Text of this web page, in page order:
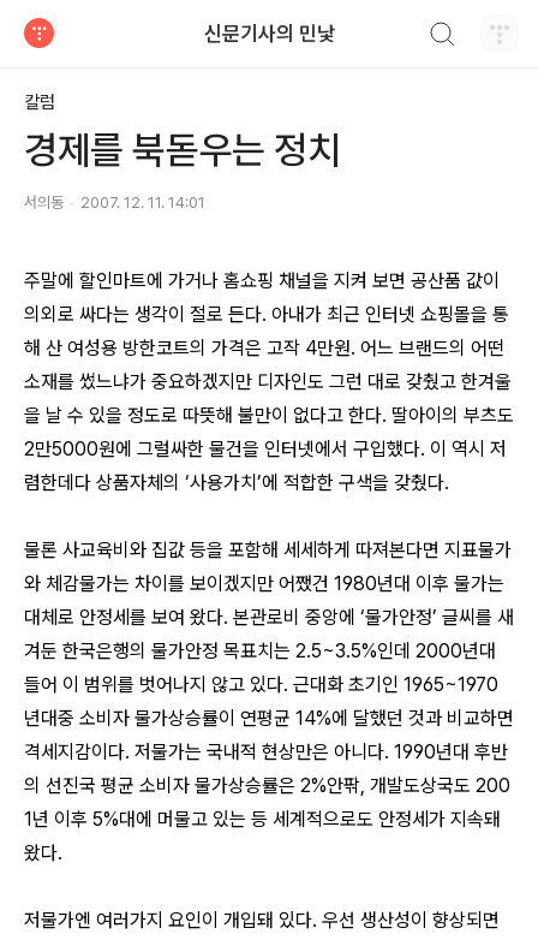
신문기사의 민낯
칼럼
경제를 북돋우는 정치
서의동 2007. 12. 11. 14:01
주말에 할인마트에 가거나 홈쇼핑 채널을 지켜 보면 공산품 값이
의외로 싸다는 생각이 절로 든다. 아내가 최근 인터넷 쇼핑몰을 통
해 산 여성용 방한코트의 가격은 고작 4만원. 어느 브랜드의 어떤
소재를 썼느냐가 중요하겠지만 디자인도 그런 대로 갖췄고 한겨울
을 날 수 있을 정도로 따뜻해 불만이 없다고 한다. 딸아이의 부츠도
2만5000원에 그럴싸한 물건을 인터넷에서 구입했다. 이 역시 저
렴한데다 상품자체의 ‘사용가치’에 적합한 구색을 갖췄다.
물론 사교육비와 집값 등을 포함해 세세하게 따져본다면 지표물가
와 체감물가는 차이를 보이겠지만 어쨌건 1980년대 이후 물가는
대체로 안정세를 보여 왔다. 본관로비 중앙에 ‘물가안정’ 글씨를 새
겨둔 한국은행의 물가안정 목표치는 2.5~3.5%인데 2000년대
들어 이 범위를 벗어나지 않고 있다. 근대화 초기인 1965~1970
년대중 소비자 물가상승률이 연평균 14%에 달했던 것과 비교하면
격세지감이다. 저물가는 국내적 현상만은 아니다. 1990년대 후반
의 선진국 평균 소비자 물가상승률은 2%안팎, 개발도상국도 200
1년 이후 5%대에 머물고 있는 등 세계적으로도 안정세가 지속돼
왔다.
저물가엔 여러가지 요인이 개입돼 있다. 우선 생산성이 향상되면